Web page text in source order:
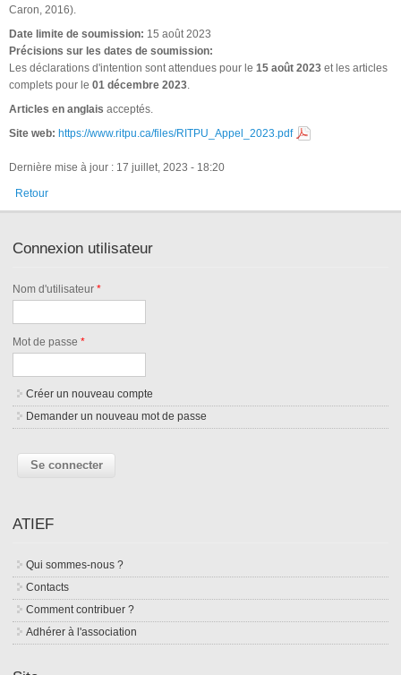
Caron, 2016).
Date limite de soumission: 15 août 2023
Précisions sur les dates de soumission:
Les déclarations d'intention sont attendues pour le 15 août 2023 et les articles
complets pour le 01 décembre 2023.
Articles en anglais acceptés.
Site web: https://www.ritpu.ca/files/RITPU_Appel_2023.pdf
Dernière mise à jour : 17 juillet, 2023 - 18:20
Retour
Connexion utilisateur
Nom d'utilisateur*
Mot de passe*
Créer un nouveau compte
Demander un nouveau mot de passe
ATIEF
Qui sommes-nous ?
Contacts
Comment contribuer ?
Adhérer à l'association